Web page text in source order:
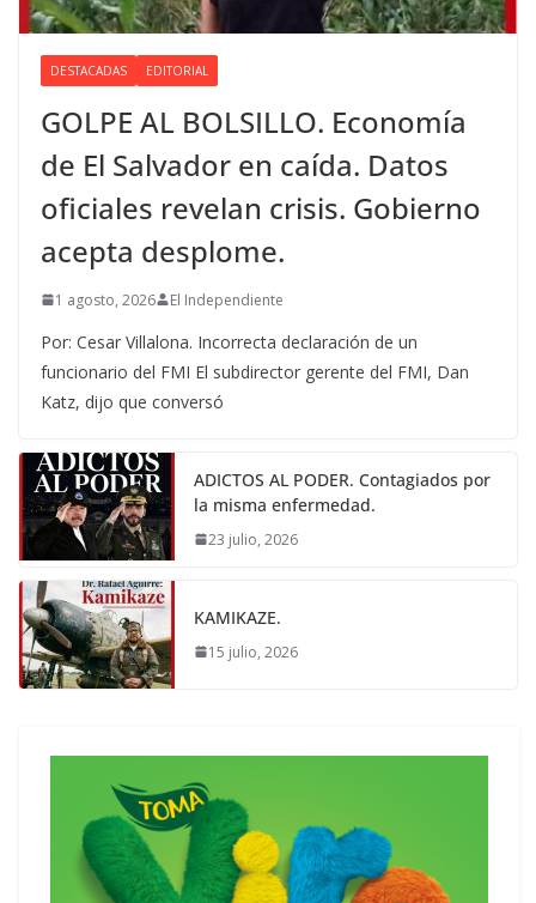
DESTACADAS EDITORIAL
GOLPE AL BOLSILLO. Economía
de El Salvador en caída. Datos
oficiales revelan crisis. Gobierno
acepta desplome.
1 agosto, 2026 El Independiente
Por: Cesar Villalona. Incorrecta declaración de un
funcionario del FMI El subdirector gerente del FMI, Dan
Katz, dijo que conversó
ADICTOS AL PODER. Contagiados por
la misma enfermedad.
23 julio, 2026
KAMIKAZE.
15 julio, 2026